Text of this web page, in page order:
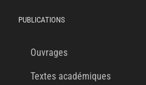
PUBLICATIONS
Ouvrages
Textes académiques